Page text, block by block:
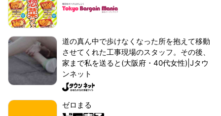
道の真ん中で歩けなくなった所を抱えて移動
させてくれた工事現場のスタッフ。その後、
家まで私を送ると(大阪府・40代女性)|Jタウ
ンネット
ゼロまる